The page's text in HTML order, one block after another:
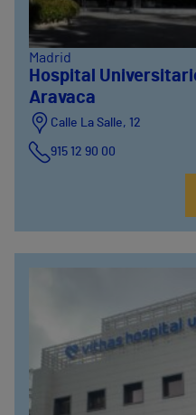
Madrid
Hospital
Aravaca
Calle La Salle, 12
915 12 90 00